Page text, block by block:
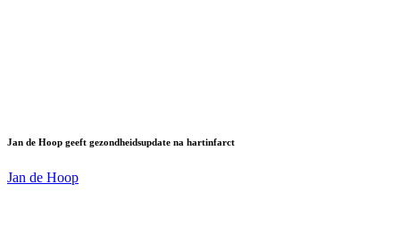
Jan de Hoop geeft gezondheidsupdate na hartinfarct
Jan de Hoop